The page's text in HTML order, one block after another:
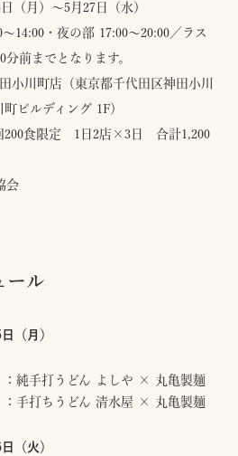
（月）～5月27日（水）
14:00・夜の部 17:00～20:00／ラス
分前までとなります。
小川町店​（東京都千代田区神田小川
ビルディング 1F​）
200食限定 1日2店×3日 合計1,200
会
ール
（月）
：純手打うどん よしや × 丸亀製麺
：手打ちうどん 清水屋 × 丸亀製麺
（火）